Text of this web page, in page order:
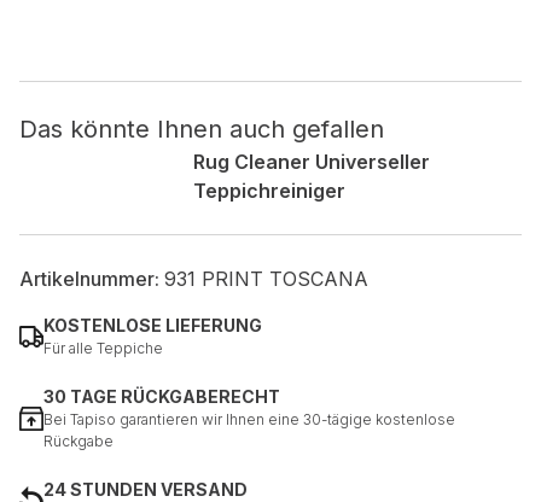
Das könnte Ihnen auch gefallen
Rug Cleaner Universeller
Teppichreiniger
Artikelnummer: 931 PRINT TOSCANA
KOSTENLOSE LIEFERUNG
Für alle Teppiche
30 TAGE RÜCKGABERECHT
Bei Tapiso garantieren wir Ihnen eine 30-tägige kostenlose
Rückgabe
24 STUNDEN VERSAND
analysiert werden und noch keiner Kategorie zugeordnet
Alle ablehnen
Meine Einstellungen speichern
Alle akzeptieren